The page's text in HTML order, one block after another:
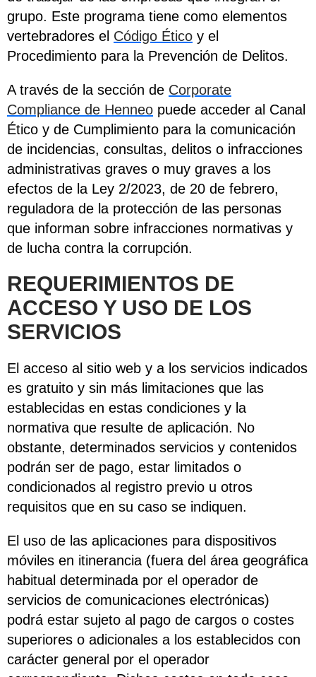
grupo. Este programa tiene como elementos
vertebradores el Código Ético y el
Procedimiento para la Prevención de Delitos.
A través de la sección de Corporate
Compliance de Henneo puede acceder al Canal
Ético y de Cumplimiento para la comunicación
de incidencias, consultas, delitos o infracciones
administrativas graves o muy graves a los
efectos de la Ley 2/2023, de 20 de febrero,
reguladora de la protección de las personas
que informan sobre infracciones normativas y
de lucha contra la corrupción.
REQUERIMIENTOS DE
ACCESO Y USO DE LOS
SERVICIOS
El acceso al sitio web y a los servicios indicados
es gratuito y sin más limitaciones que las
establecidas en estas condiciones y la
normativa que resulte de aplicación. No
obstante, determinados servicios y contenidos
podrán ser de pago, estar limitados o
condicionados al registro previo u otros
requisitos que en su caso se indiquen.
El uso de las aplicaciones para dispositivos
móviles en itinerancia (fuera del área geográfica
habitual determinada por el operador de
servicios de comunicaciones electrónicas)
podrá estar sujeto al pago de cargos o costes
superiores o adicionales a los establecidos con
carácter general por el operador